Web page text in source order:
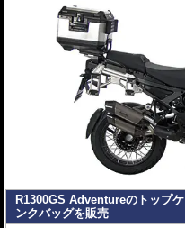
R1300GS Adventureのトップ
ンクバッグを販売